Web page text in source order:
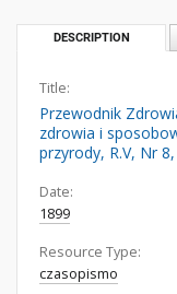
DESCRIPTION
Title:
Przewodnik
zdrowia i
przyrody, R.V, Nr
Date:
1899
Resource Type:
czasopismo